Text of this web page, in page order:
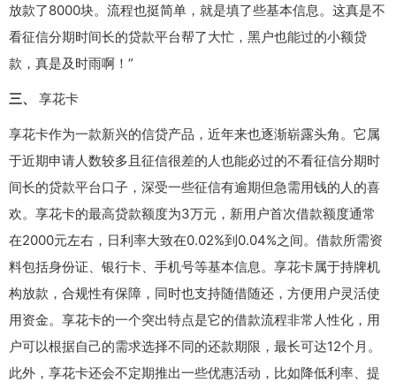
放款了8000块。流程也挺简单，就是填了些基本信息。这真是不
看征信分期时间长的贷款平台帮了大忙，黑户也能过的小额贷
款，真是及时雨啊！”
三、 享花卡
享花卡作为一款新兴的信贷产品，近年来也逐渐崭露头角。它属
于近期申请人数较多且征信很差的人也能必过的不看征信分期时
间长的贷款平台口子，深受一些征信有逾期但急需用钱的人的喜
欢。享花卡的最高贷款额度为3万元，新用户首次借款额度通常
在2000元左右，日利率大致在0.02%到0.04%之间。借款所需资
料包括身份证、银行卡、手机号等基本信息。享花卡属于持牌机
构放款，合规性有保障，同时也支持随借随还，方便用户灵活使
用资金。享花卡的一个突出特点是它的借款流程非常人性化，用
户可以根据自己的需求选择不同的还款期限，最长可达12个月。
此外，享花卡还会不定期推出一些优惠活动，比如降低利率、提